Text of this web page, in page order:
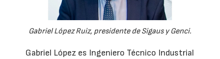
Gabriel López Ruiz, presidente de Sigaus y Genci.
Gabriel López es Ingeniero Técnico Industrial